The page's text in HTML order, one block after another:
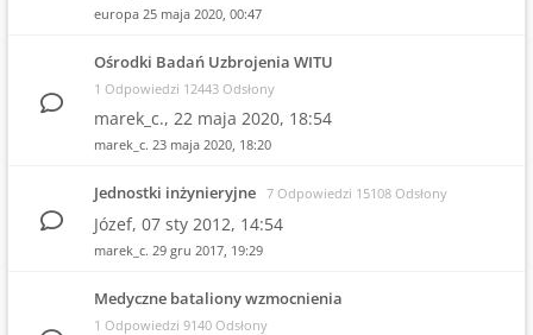
europa 25 maja 2020, 00:47
Ośrodki Badań Uzbrojenia WITU
1 Odpowiedzi 12443 Odsłony
marek_c., 22 maja 2020, 18:54
marek_c. 23 maja 2020, 18:20
Jednostki inżynieryjne 7 Odpowiedzi 15108 Odsłony
Józef, 07 sty 2012, 14:54
marek_c. 29 gru 2017, 19:29
Medyczne bataliony wzmocnienia
1 Odpowiedzi 9140 Odsłony